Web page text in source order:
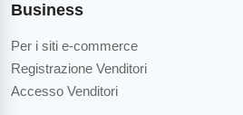
Business
Per i siti e-commerce
Registrazione Venditori
Accesso Venditori